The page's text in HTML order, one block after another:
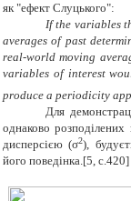
як "ефект Слуцького":
If the variables
averages of past
real-world moving
variables of interest
produce a periodicity
Для
однаково
дисперсією (σ2),
його поведінка.[5, с.420]